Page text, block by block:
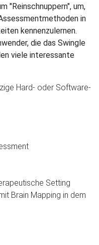
"Reinschnuppern", um,
in
kennenzulernen.
die das Swingle
viele interessante
Hard- oder Software-
Setting
Brain Mapping in dem